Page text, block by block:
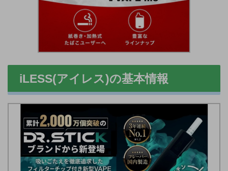
iLESS(アイレス)の基本情報